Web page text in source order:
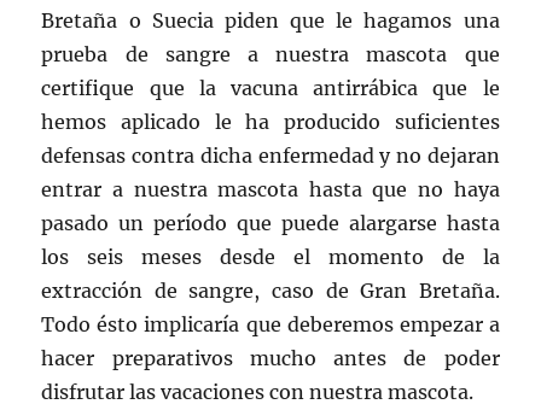
Bretaña o Suecia piden que le hagamos una
prueba de sangre a nuestra mascota que
certifique que la vacuna antirrábica que le
hemos aplicado le ha producido suficientes
defensas contra dicha enfermedad y no dejaran
entrar a nuestra mascota hasta que no haya
pasado un período que puede alargarse hasta
los seis meses desde el momento de la
extracción de sangre, caso de Gran Bretaña.
Todo ésto implicaría que deberemos empezar a
hacer preparativos mucho antes de poder
disfrutar las vacaciones con nuestra mascota.